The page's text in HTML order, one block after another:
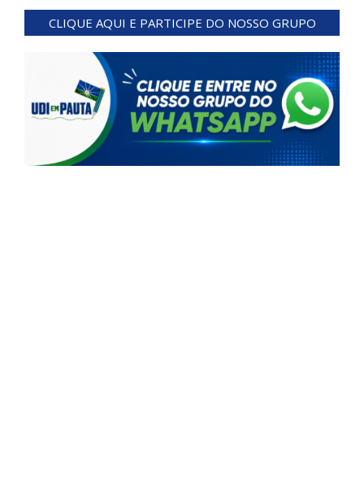
05-
CLIQUE AQUI E PARTICIPE DO NOSSO GRUPO